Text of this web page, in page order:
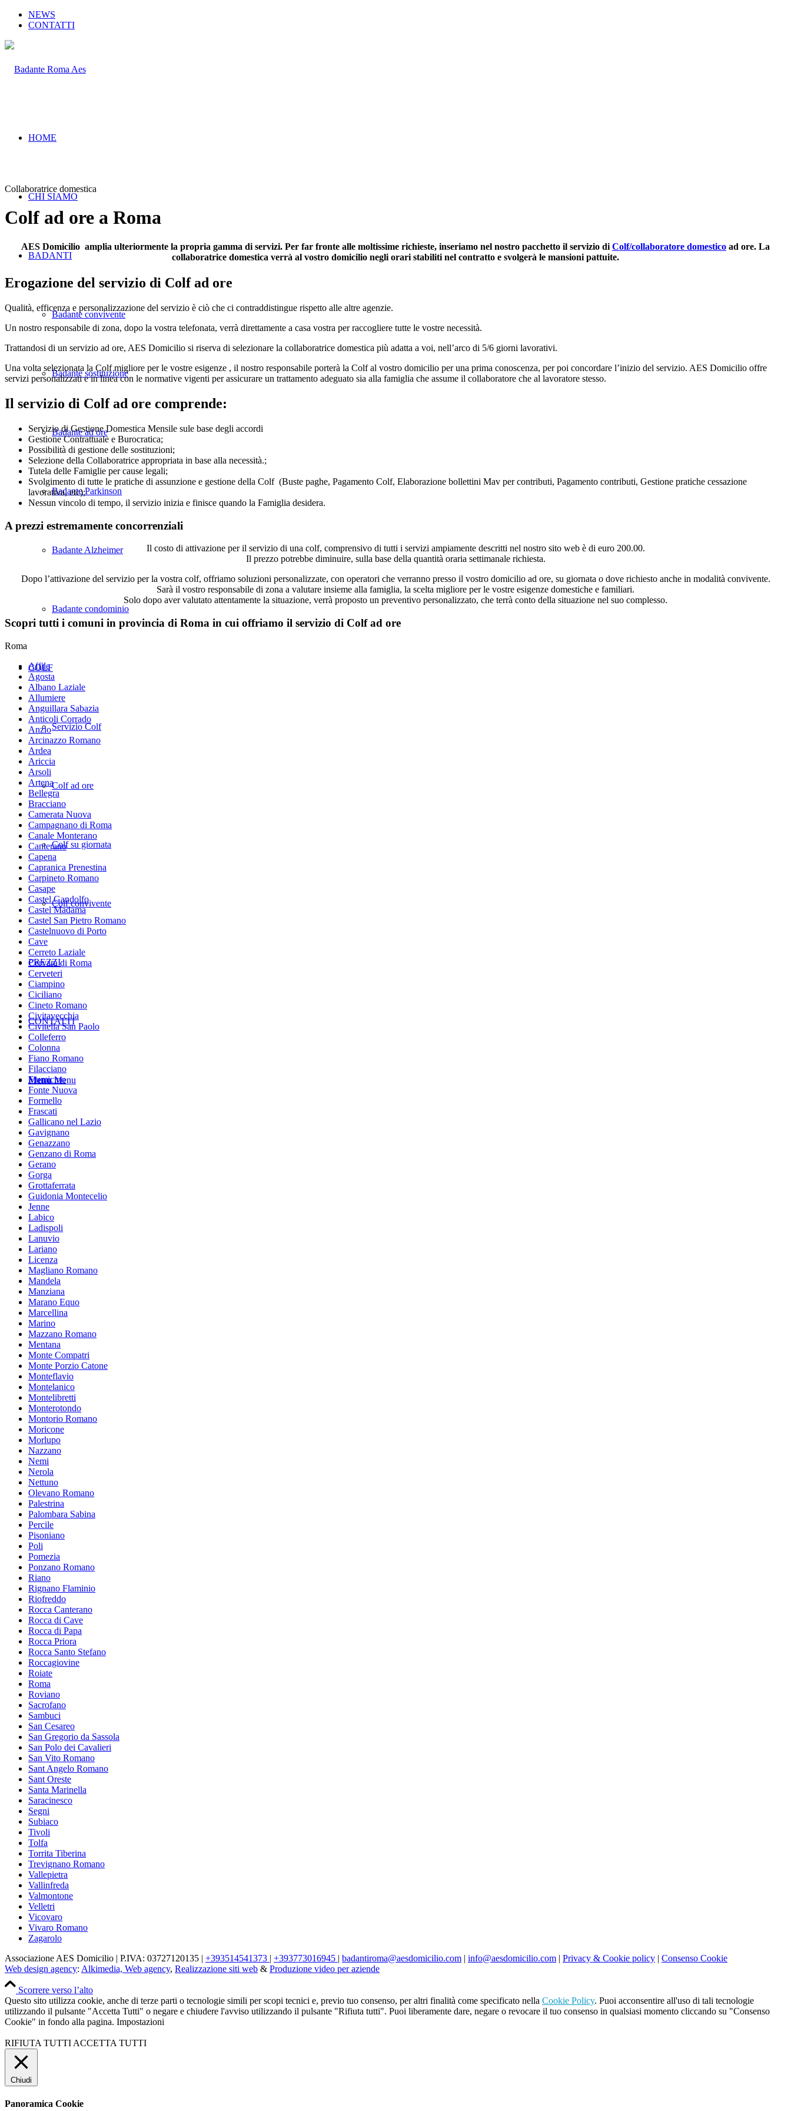
NEWS
CONTATTI
HOME
CHI SIAMO
BADANTI
Badante convivente
Badante sostituzione
Badante ad ore
Badante Parkinson
Badante Alzheimer
Badante condominio
COLF
Servizio Colf
Colf ad ore
Colf su giornata
Colf convivente
PREZZI
CONTATTI
Menu Menu
Collaboratrice domestica
Colf ad ore a Roma
AES Domicilio amplia ulteriormente la propria gamma di servizi. Per far fronte alle moltissime richieste, inseriamo nel nostro pacchetto il servizio di Colf/collaboratore domestico ad ore. La
collaboratrice domestica verrà al vostro domicilio negli orari stabiliti nel contratto e svolgerà le mansioni pattuite.
Erogazione del servizio di Colf ad ore
Qualità, efficenza e personalizzazione del servizio è ciò che ci contraddistingue rispetto alle altre agenzie.
Un nostro responsabile di zona, dopo la vostra telefonata, verrà direttamente a casa vostra per raccogliere tutte le vostre necessità.
Trattandosi di un servizio ad ore, AES Domicilio si riserva di selezionare la collaboratrice domestica più adatta a voi, nell’arco di 5/6 giorni lavorativi.
Una volta selezionata la Colf migliore per le vostre esigenze , il nostro responsabile porterà la Colf al vostro domicilio per una prima conoscenza, per poi concordare l’inizio del servizio. AES Domicilio offre
servizi personalizzati e in linea con le normative vigenti per assicurare un trattamento adeguato sia alla famiglia che assume il collaboratore che al lavoratore stesso.
Il servizio di Colf ad ore comprende:
Servizio di Gestione Domestica Mensile sule base degli accordi
Gestione Contrattuale e Burocratica;
Possibilità di gestione delle sostituzioni;
Selezione della Collaboratrice appropriata in base alla necessità.;
Tutela delle Famiglie per cause legali;
Svolgimento di tutte le pratiche di assunzione e gestione della Colf (Buste paghe, Pagamento Colf, Elaborazione bollettini Mav per contributi, Pagamento contributi, Gestione pratiche cessazione
lavorativa, etc);
Nessun vincolo di tempo, il servizio inizia e finisce quando la Famiglia desidera.
A prezzi estremamente concorrenziali
Il costo di attivazione per il servizio di una colf, comprensivo di tutti i servizi ampiamente descritti nel nostro sito web è di euro 200.00.
Il prezzo potrebbe diminuire, sulla base della quantità oraria settimanale richiesta.
Dopo l’attivazione del servizio per la vostra colf, offriamo soluzioni personalizzate, con operatori che verranno presso il vostro domicilio ad ore, su giornata o dove richiesto anche in modalità convivente.
Sarà il vostro responsabile di zona a valutare insieme alla famiglia, la scelta migliore per le vostre esigenze domestiche e familiari.
Solo dopo aver valutato attentamente la situazione, verrà proposto un preventivo personalizzato, che terrà conto della situazione nel suo complesso.
Scopri tutti i comuni in provincia di Roma in cui offriamo il servizio di Colf ad ore
Roma
Affile
Agosta
Albano Laziale
Allumiere
Anguillara Sabazia
Anticoli Corrado
Anzio
Arcinazzo Romano
Ardea
Ariccia
Arsoli
Artena
Bellegra
Bracciano
Camerata Nuova
Campagnano di Roma
Canale Monterano
Canterano
Capena
Capranica Prenestina
Carpineto Romano
Casape
Castel Gandolfo
Castel Madama
Castel San Pietro Romano
Castelnuovo di Porto
Cave
Cerreto Laziale
Cervara di Roma
Cerveteri
Ciampino
Ciciliano
Cineto Romano
Civitavecchia
Civitella San Paolo
Colleferro
Colonna
Fiano Romano
Filacciano
Fiumicino
Fonte Nuova
Formello
Frascati
Gallicano nel Lazio
Gavignano
Genazzano
Genzano di Roma
Gerano
Gorga
Grottaferrata
Guidonia Montecelio
Jenne
Labico
Ladispoli
Lanuvio
Lariano
Licenza
Magliano Romano
Mandela
Manziana
Marano Equo
Marcellina
Marino
Mazzano Romano
Mentana
Monte Compatri
Monte Porzio Catone
Monteflavio
Montelanico
Montelibretti
Monterotondo
Montorio Romano
Moricone
Morlupo
Nazzano
Nemi
Nerola
Nettuno
Olevano Romano
Palestrina
Palombara Sabina
Percile
Pisoniano
Poli
Pomezia
Ponzano Romano
Riano
Rignano Flaminio
Riofreddo
Rocca Canterano
Rocca di Cave
Rocca di Papa
Rocca Priora
Rocca Santo Stefano
Roccagiovine
Roiate
Roma
Roviano
Sacrofano
Sambuci
San Cesareo
San Gregorio da Sassola
San Polo dei Cavalieri
San Vito Romano
Sant Angelo Romano
Sant Oreste
Santa Marinella
Saracinesco
Segni
Subiaco
Tivoli
Tolfa
Torrita Tiberina
Trevignano Romano
Vallepietra
Vallinfreda
Valmontone
Velletri
Vicovaro
Vivaro Romano
Zagarolo
Associazione AES Domicilio | P.IVA: 03727120135 | +393514541373 | +393773016945 | badantiroma@aesdomicilio.com | info@aesdomicilio.com | Privacy & Cookie policy | Consenso Cookie
Web design agency: Alkimedia, Web agency, Realizzazione siti web & Produzione video per aziende
Scorrere verso l’alto
Questo sito utilizza cookie, anche di terze parti o tecnologie simili per scopi tecnici e, previo tuo consenso, per altri finalità come specificato nella Cookie Policy. Puoi acconsentire all'uso di tali tecnologie
utilizzando il pulsante "Accetta Tutti" o negare e chiudere l'avviso utilizzando il pulsante "Rifiuta tutti". Puoi liberamente dare, negare o revocare il tuo consenso in qualsiasi momento cliccando su "Consenso
Cookie" in fondo alla pagina. Impostazioni
RIFIUTA TUTTI ACCETTA TUTTI
Chiudi
Panoramica Cookie